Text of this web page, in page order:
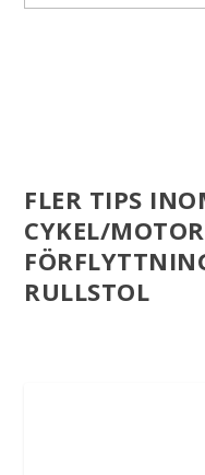
FLER TIPS
CYKEL/
RULLSTOL